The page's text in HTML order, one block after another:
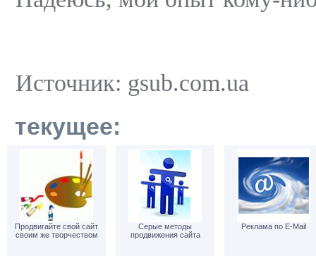
Источник: gsub.com.ua
текущее:
Продвигайте свой сайт
своим же творчеством
Серые методы
продвижения сайта
Реклама по E-Mail